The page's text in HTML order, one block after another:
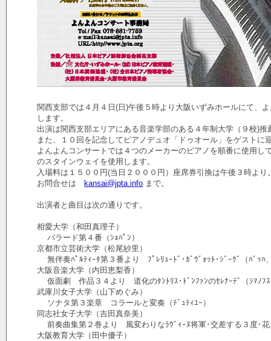
関西支部では４月４日(日)午後５時より大阪いずみホールにて、
します。
出演は関西支部エリアにある音楽学部のある４年制大学（９校)推
また、１０回を記念してピアノデュオ「ドゥオール」をゲストに
よんよんコンサートでは４つのメーカーのピアノを順番に使用し
のスタインウェイを使用します。
入場料は１５００円(当日２０００円）座席券引換は午後３時より
お問合せは
kansai@jpta.info まで。
出演者と曲目は次の通りです。
相愛大学（和田真理子）
バラード第４番（ｼｮﾊﾟﾝ）
京都市立芸術大学（松尾紗里）
無伴奏ﾊﾟﾙﾃｨｰﾀ第３番より ﾌﾟﾚﾘｭｰﾄﾞ･ｶﾞｳﾞｫｯﾄ･ｼﾞｰｸﾞ（ﾊﾞｯﾊ
大阪音楽大学（内田恵梨香）
仮面劇 作品３４より 道化のﾀﾝﾄﾘｽ･ﾄﾞﾝﾌｧﾝのｾﾚﾅｰﾃﾞ（ｼﾏﾉﾌｽ
武庫川女子大学（山下めぐみ）
ソナタ第３楽章 コラールと変奏（ﾃﾞｭﾃｨﾕｰ）
同志社女子大学（吉田真奈美）
前奏曲集第２巻より 風変わりなﾗｳﾞｨｰﾇ将軍･交差する３度･花
大阪教育大学（田中優子）